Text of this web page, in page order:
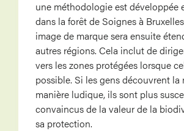
une méthodologie est développée
dans la forêt de Soignes à
image de marque sera ensuite
autres régions. Cela inclut de
vers les zones protégées lorsque
possible. Si les gens découvrent la
manière ludique, ils sont plus
convaincus de la valeur de la
sa protection.